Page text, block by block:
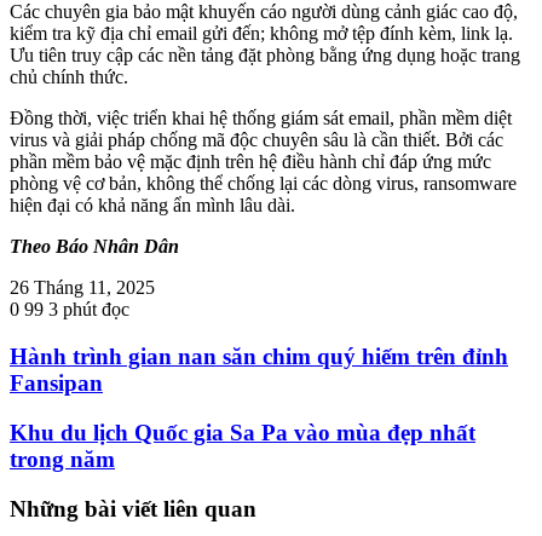
Các chuyên gia bảo mật khuyến cáo người dùng cảnh giác cao độ,
kiểm tra kỹ địa chỉ email gửi đến; không mở tệp đính kèm, link lạ.
Ưu tiên truy cập các nền tảng đặt phòng bằng ứng dụng hoặc trang
chủ chính thức.
Đồng thời, việc triển khai hệ thống giám sát email, phần mềm diệt
virus và giải pháp chống mã độc chuyên sâu là cần thiết. Bởi các
phần mềm bảo vệ mặc định trên hệ điều hành chỉ đáp ứng mức
phòng vệ cơ bản, không thể chống lại các dòng virus, ransomware
hiện đại có khả năng ẩn mình lâu dài.
Theo Báo Nhân Dân
26 Tháng 11, 2025
0 99 3 phút đọc
Hành trình gian nan săn chim quý hiếm trên đỉnh
Fansipan
Khu du lịch Quốc gia Sa Pa vào mùa đẹp nhất
trong năm
Những bài viết liên quan